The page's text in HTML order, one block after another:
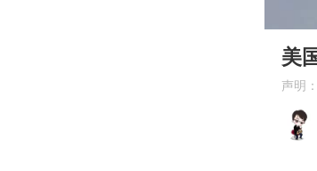
美
声明